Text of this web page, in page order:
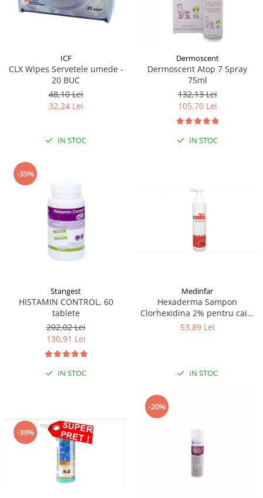
ICF
CLX Wipes Servetele umede -
20 BUC
48,10 Lei
32,24 Lei
IN STOC
Dermoscent
Dermoscent Atop 7 Spray
75ml
132,13 Lei
105,70 Lei
IN STOC
-35%
Stangest
HISTAMIN CONTROL, 60
tablete
202,02 Lei
130,91 Lei
IN STOC
Medinfar
Hexaderma Sampon
Clorhexidina 2% pentru caini
si pisici, 200 ml
53,89 Lei
IN STOC
-39%
-20%